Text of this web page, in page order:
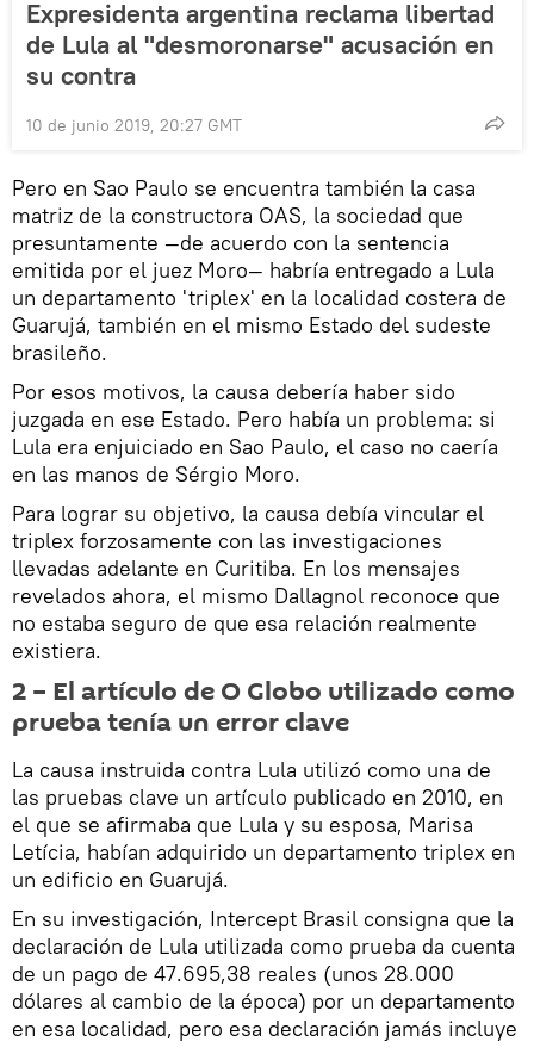
Expresidenta argentina reclama libertad
de Lula al "desmoronarse" acusación en
su contra
10 de junio 2019, 20:27 GMT
Pero en Sao Paulo se encuentra también la casa
matriz de la constructora OAS, la sociedad que
presuntamente —de acuerdo con la sentencia
emitida por el juez Moro— habría entregado a Lula
un departamento 'triplex' en la localidad costera de
Guarujá, también en el mismo Estado del sudeste
brasileño.
Por esos motivos, la causa debería haber sido
juzgada en ese Estado. Pero había un problema: si
Lula era enjuiciado en Sao Paulo, el caso no caería
en las manos de Sérgio Moro.
Para lograr su objetivo, la causa debía vincular el
triplex forzosamente con las investigaciones
llevadas adelante en Curitiba. En los mensajes
revelados ahora, el mismo Dallagnol reconoce que
no estaba seguro de que esa relación realmente
existiera.
2 – El artículo de O Globo utilizado como
prueba tenía un error clave
La causa instruida contra Lula utilizó como una de
las pruebas clave un artículo publicado en 2010, en
el que se afirmaba que Lula y su esposa, Marisa
Letícia, habían adquirido un departamento triplex en
un edificio en Guarujá.
En su investigación, Intercept Brasil consigna que la
declaración de Lula utilizada como prueba da cuenta
de un pago de 47.695,38 reales (unos 28.000
dólares al cambio de la época) por un departamento
en esa localidad, pero esa declaración jamás incluye